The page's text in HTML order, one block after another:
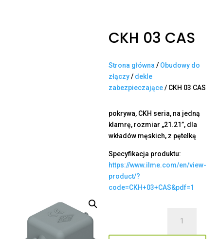
CKH 03 CAS
Strona główna / Obudowy do
złączy/ dekle
zabezpieczające/ CKH 03 CAS
pokrywa, CKH seria, na jedną
klamrę, rozmiar „21.21”, dla
wkładów męskich, z pętelką
Specyfikacja produktu:
https://www.ilme.com/en/view-
product/?
code=CKH+03+CAS&pdf=1
03